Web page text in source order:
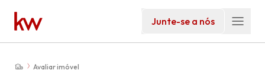
Junte-se a nós
Avaliar imóvel